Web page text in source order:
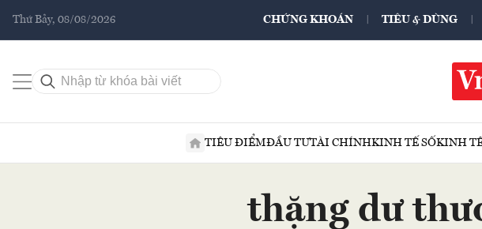
Thứ Bảy, 08/08/2026 CHỨNG KHOÁN TIÊU & DÙNG
TIÊU ĐIỂMĐẦU TƯTÀI CHÍNHKINH TẾ SỐKINH
thặng dư